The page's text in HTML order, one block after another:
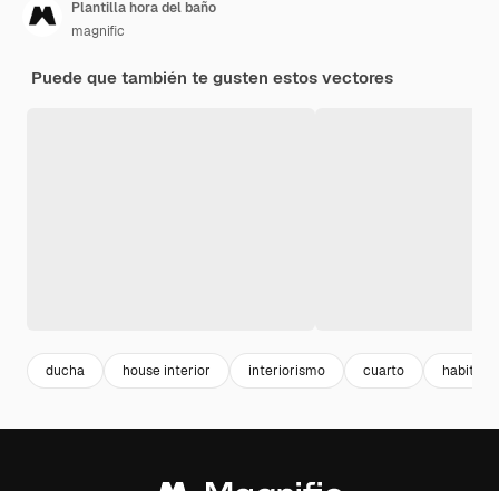
Plantilla hora del baño
magnific
Puede que también te gusten estos vectores
ducha house interior interiorismo cuarto